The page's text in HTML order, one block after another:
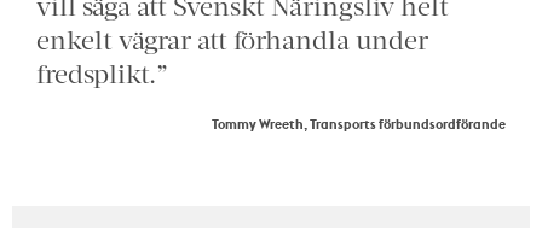
enkelt vägrar att förhandla under
fredsplikt.”
Tommy Wreeth, Transports förbundsordförande